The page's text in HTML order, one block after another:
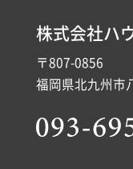
株式会社ハ
〒807-0856
福岡県北九州市